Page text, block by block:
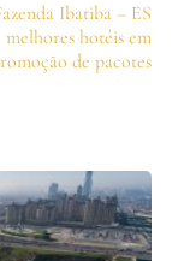
Ibatiba – ES
melhores hotéis em
de pacotes